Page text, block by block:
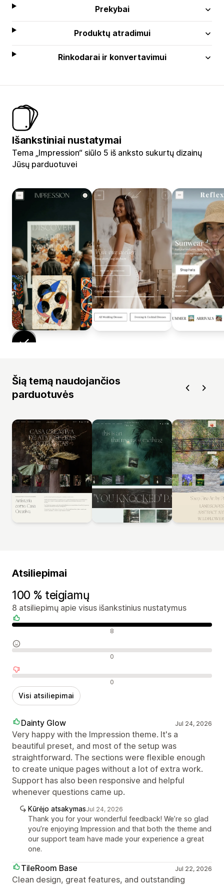
Prekybai
Produktų atradimui
Rinkodarai ir konvertavimui
Išankstiniai nustatymai
Tema „Impression“ siūlo 5 iš anksto sukurtų dizainų
Jūsų parduotuvei
Šią temą naudojančios
parduotuvės
Atsiliepimai
100 % teigiamų
8 atsiliepimų apie visus išankstinius nustatymus
Teigiami atsiliepimai 8
Neutralūs atsiliepimai 0
Neigiami atsiliepimai 0
Visi atsiliepimai
Dainty Glow Jul 24, 2026
Very happy with the Impression theme. It's a
beautiful preset, and most of the setup was
straightforward. The sections were flexible enough
to create unique pages without a lot of extra work.
Support has also been responsive and helpful
whenever questions came up.
Kūrėjo atsakymasJul 24, 2026
Thank you for your wonderful feedback! We’re so glad
you’re enjoying Impression and that both the theme and
our support team have made your experience a great
one.
TileRoom Base Jul 22, 2026
Clean design, great features, and outstanding